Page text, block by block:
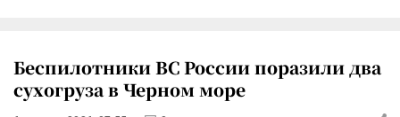
Беспилотники ВС России поразили два
сухогруза в Черном море